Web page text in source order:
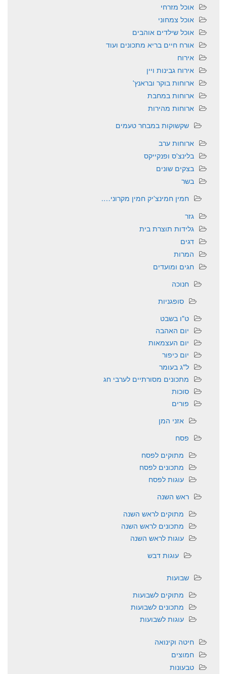
אוכל מזרחי
אוכל צמחוני
אוכל שילדים אוהבים
אורח חיים בריא מתכונים ועוד
אירוח
אירוח גבינות ויין
ארוחות בוקר ובראנץ'
ארוחות במחבת
ארוחות מהירות
שקשוקות במבחר טעמים
ארוחות ערב
בלינצ'ס ופנקייקס
בצקים שונים
בשר
חמין חמינצ'יק חמין מקרוני….
גזר
גלידות תוצרת בית
דגים
המרות
חגים ומועדים
חנוכה
סופגניות
ט"ו בשבט
יום האהבה
יום העצמאות
יום כיפור
ל"ג בעומר
מתכונים מסורתיים לערבי חג
סוכות
פורים
אזני המן
פסח
מתוקים לפסח
מתכונים לפסח
עוגות לפסח
ראש השנה
מתוקים לראש השנה
מתכונים לראש השנה
עוגות לראש השנה
עוגות דבש
שבועות
מתוקים לשבועות
מתכונים לשבועות
עוגות לשבועות
חיטה וקינואה
חמוצים
טבעונות